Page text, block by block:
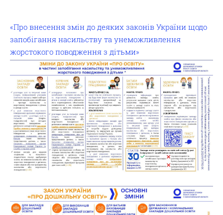
«Про внесення змін до деяких законів України щодо
запобігання насильству та унеможливлення
жорстокого поводження з дітьми»